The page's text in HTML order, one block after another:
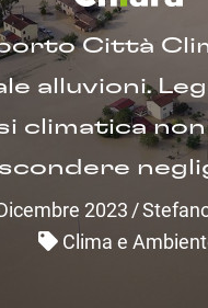
Città
alluvioni.
climatica
2023 /
Clima e